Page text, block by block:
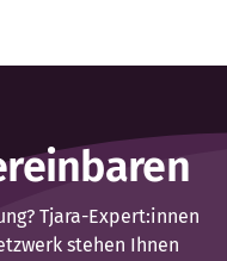
Tjara-Expert:innen
stehen Ihnen